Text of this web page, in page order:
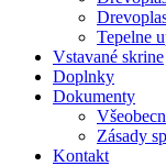
Tepelne
Vstavané skrine
Doplnky
Dokumenty
Zásady
Kontakt